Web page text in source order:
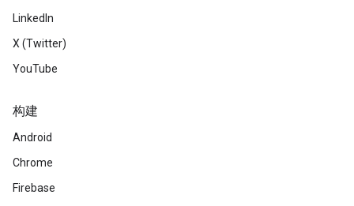
LinkedIn
X (Twitter)
YouTube
构建
Android
Chrome
Firebase